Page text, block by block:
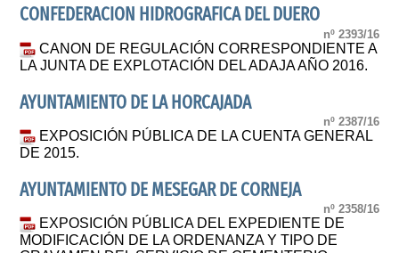
CONFEDERACION HIDROGRAFICA DEL DUERO
nº 2393/16
CANON DE REGULACIÓN CORRESPONDIENTE A
LA JUNTA DE EXPLOTACIÓN DEL ADAJA AÑO 2016.
AYUNTAMIENTO DE LA HORCAJADA
nº 2387/16
EXPOSICIÓN PÚBLICA DE LA CUENTA GENERAL
DE 2015.
AYUNTAMIENTO DE MESEGAR DE CORNEJA
nº 2358/16
EXPOSICIÓN PÚBLICA DEL EXPEDIENTE DE
MODIFICACIÓN DE LA ORDENANZA Y TIPO DE